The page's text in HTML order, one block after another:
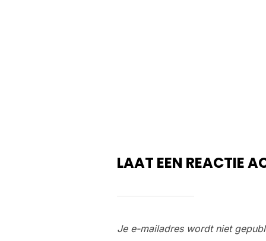
LAAT EEN REACTIE
Je e-mailadres wordt niet